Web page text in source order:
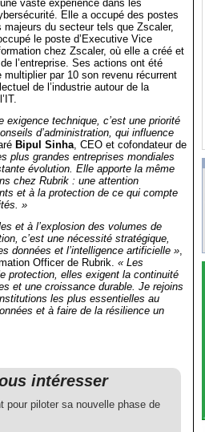
vaste expérience dans les
Elle a occupé des postes
majeurs du secteur tels que Zscaler,
le poste d’Executive Vice
chez Zscaler, où elle a créé et
l’entreprise. Ses actions ont été
multiplier par 10 son revenu récurrent
de l’industrie autour de la
exigence technique, c’est une priorité
d’administration, qui influence
Bipul Sinha, CEO et cofondateur de
plus grandes entreprises mondiales
évolution. Elle apporte la même
chez Rubrik : une attention
et à la protection de ce qui compte
»
et à l’explosion des volumes de
c’est une nécessité stratégique,
données et l’intelligence artificielle »,
Officer de Rubrik. « Les
protection, elles exigent la continuité
et une croissance durable. Je rejoins
les plus essentielles au
et à faire de la résilience un
intéresser
pour piloter sa nouvelle phase de